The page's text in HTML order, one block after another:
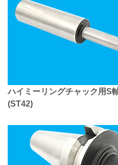
ハイミーリングチャック用S
(ST42)